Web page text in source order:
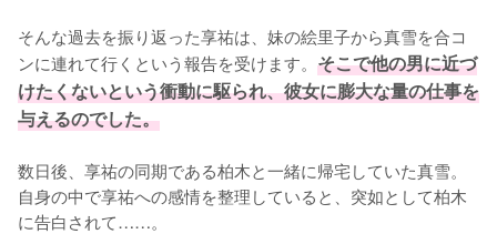
そんな過去を振り返った享祐は、妹の絵里子から真雪を合コ
ンに連れて行くという報告を受けます。 そこで他の男に近づ
けたくないという衝動に駆られ、彼女に膨大な量の仕事を
与えるのでした。
数日後、享祐の同期である柏木と一緒に帰宅していた真雪。
自身の中で享祐への感情を整理していると、突如として柏木
に告白されて……。